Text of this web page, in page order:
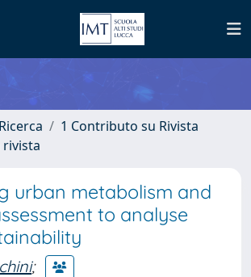
1 Contributo su Rivista
rivista
urban metabolism and
to analyse
;